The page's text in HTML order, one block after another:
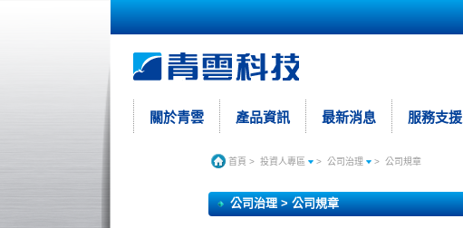
關於青雲 產品資訊 最新消息 服務支援
首頁 > 投資人專區 > 公司治理 > 公司規章
公司治理 > 公司規章